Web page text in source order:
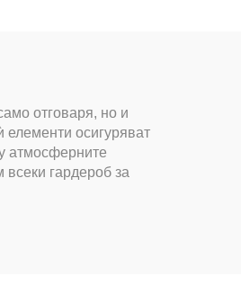
отговаря, но и
елементи осигуряват
атмосферните
гардероб за